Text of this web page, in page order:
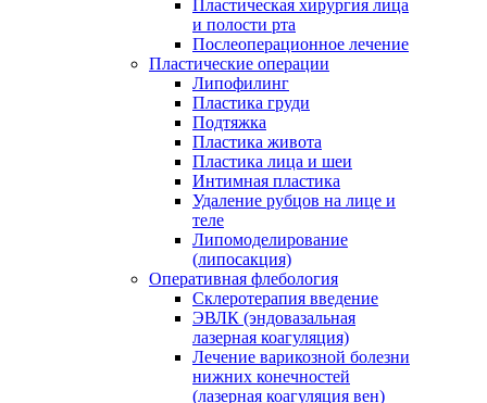
Пластическая хирургия лица
и полости рта
Послеоперационное лечение
Пластические операции
Липофилинг
Пластика груди
Подтяжка
Пластика живота
Пластика лица и шеи
Интимная пластика
Удаление рубцов на лице и
теле
Липомоделирование
(липосакция)
Оперативная флебология
Склеротерапия введение
ЭВЛК (эндовазальная
лазерная коагуляция)
Лечение варикозной болезни
нижних конечностей
(лазерная коагуляция вен)